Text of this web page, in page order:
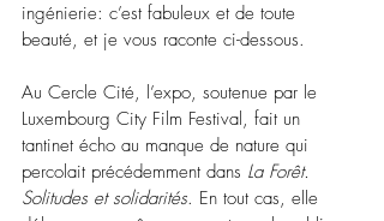
ingénierie: c’est fabuleux et de toute
beauté, et je vous raconte ci-dessous.
Au Cercle Cité, l’expo, soutenue par le
Luxembourg City Film Festival, fait un
tantinet écho au manque de nature qui
percolait précédemment dans La Forêt.
Solitudes et solidarités. En tout cas, elle